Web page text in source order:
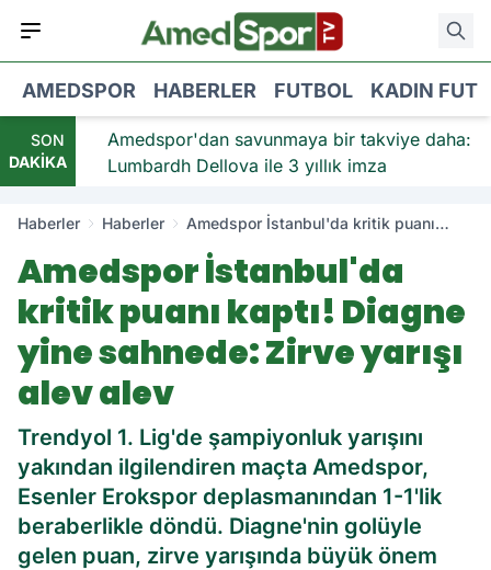
AMEDSPOR HABERLER FUTBOL KADIN
SON
DAKİKA
Amedspor'dan savunmaya bir takviye daha:
Lumbardh Dellova ile 3 yıllık imza
Haberler Haberler
Amedspor İstanbul'da kritik puanı
yarışı alev alev
Amedspor İstanbul'da
kritik puanı kaptı! Diagne
yine sahnede: Zirve yarışı
alev alev
Trendyol 1. Lig'de şampiyonluk yarışını
yakından ilgilendiren maçta Amedspor,
Esenler Erokspor deplasmanından 1-1'lik
beraberlikle döndü. Diagne'nin golüyle
gelen puan, zirve yarışında büyük önem